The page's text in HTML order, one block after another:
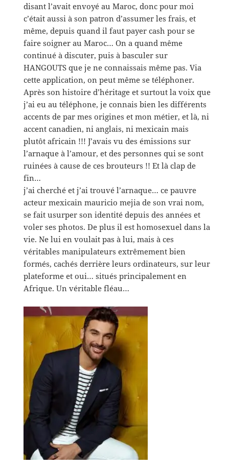
disant l’avait envoyé au Maroc, donc pour moi
c’était aussi à son patron d’assumer les frais, et
même, depuis quand il faut payer cash pour se
faire soigner au Maroc… On a quand même
continué à discuter, puis à basculer sur
HANGOUTS que je ne connaissais même pas. Via
cette application, on peut même se téléphoner.
Après son histoire d’héritage et surtout la voix que
j’ai eu au téléphone, je connais bien les différents
accents de par mes origines et mon métier, et là, ni
accent canadien, ni anglais, ni mexicain mais
plutôt africain !!! J’avais vu des émissions sur
l’arnaque à l’amour, et des personnes qui se sont
ruinées à cause de ces brouteurs !! Et là clap de
fin…
j’ai cherché et j’ai trouvé l’arnaque… ce pauvre
acteur mexicain mauricio mejia de son vrai nom,
se fait usurper son identité depuis des années et
voler ses photos. De plus il est homosexuel dans la
vie. Ne lui en voulait pas à lui, mais à ces
véritables manipulateurs extrêmement bien
formés, cachés derrière leurs ordinateurs, sur leur
plateforme et oui… situés principalement en
Afrique. Un véritable fléau…